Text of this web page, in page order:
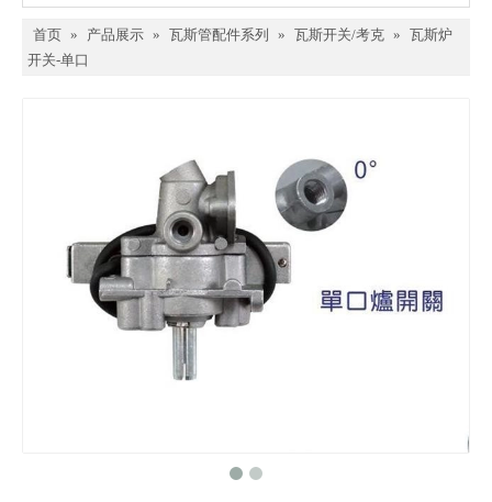
首页 » 产品展示 » 瓦斯管配件系列 » 瓦斯开关/考克 » 瓦斯炉
开关-单口